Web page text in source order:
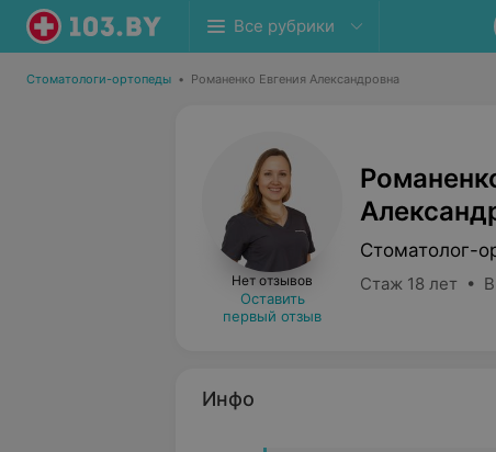
Все рубрики
Стоматологи-ортопеды • Романенко Евгения Александровна
Нет отзывов
Оставить
первый отзыв
Стоматолог-
Стаж 18 лет •
Инфо